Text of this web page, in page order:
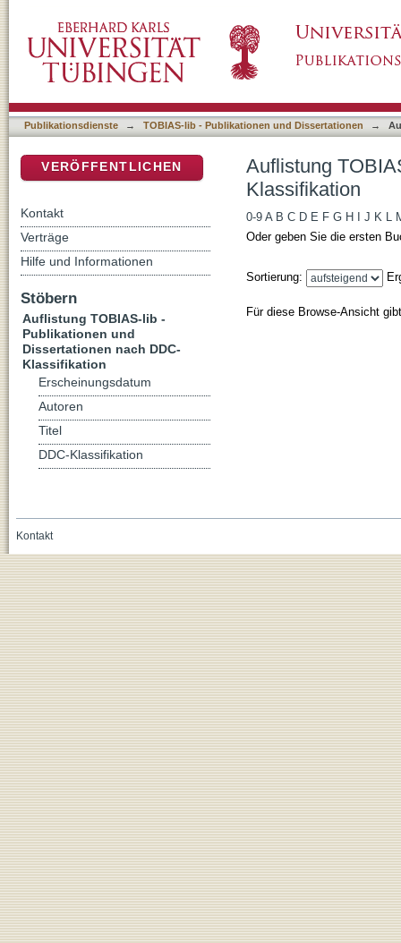
Publikationsdienste → TOBIAS-lib - Publikationen und Dissertationen →
Auflistung
Klassifikation
0-9 A B C D E F G H J K L
Oder geben Sie die ersten
Sortierung:
Für diese Browse-Ansicht
VERÖFFENTLICHEN
Kontakt
Verträge
Hilfe und Informationen
Stöbern
Auflistung TOBIAS-lib -
Publikationen und
Dissertationen nach DDC-
Klassifikation
Erscheinungsdatum
Autoren
Titel
DDC-Klassifikation
Kontakt